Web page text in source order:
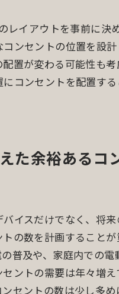
レイアウトを事前に決
ンセントの位置を設計
置が変わる可能性も考
コンセントを配置す
た余裕あるコ
イスだけでなく、将
の数を計画することが
普及や、家庭内での電
ントの需要は年々増え
セントの数は少し多め